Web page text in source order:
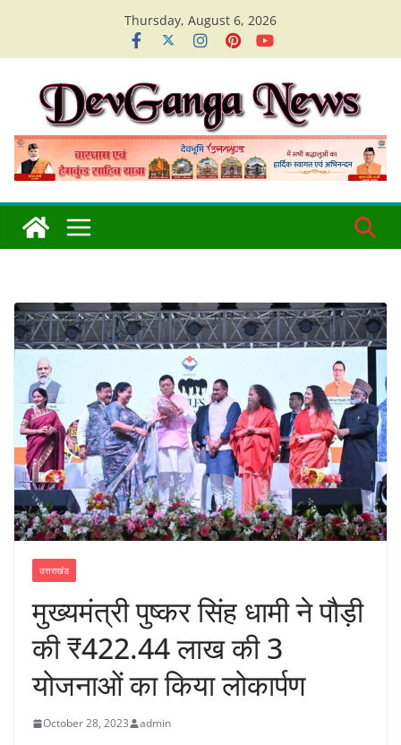
content
Thursday, August 6, 2026
उत्तराखंड
मुख्यमंत्री पुष्कर सिंह धामी ने पौड़ी
की ₹422.44 लाख की 3
योजनाओं का किया लोकार्पण
October 28, 2023 admin